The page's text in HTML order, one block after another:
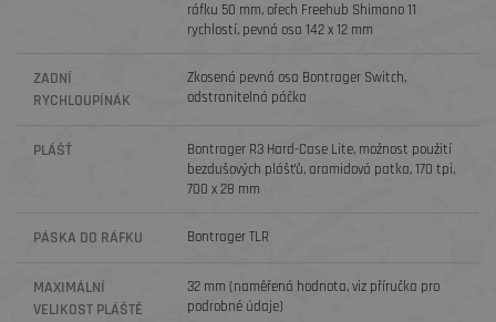
ráfku 50 mm, ořech Freehub Shimano 11
rychlostí, pevná osa 142 x 12 mm
ZADNÍ
RYCHLOUPÍNÁK
Zkosená pevná osa Bontrager Switch,
odstranitelná páčka
PLÁŠŤ
Bontrager R3 Hard-Case Lite, možnost použití
bezdušových plášťů, aramidová patka, 170 tpi,
700 x 28 mm
PÁSKA DO RÁFKU Bontrager TLR
MAXIMÁLNÍ
VELIKOST PLÁŠTĚ
32 mm (naměřená hodnota, viz příručka pro
podrobné údaje)